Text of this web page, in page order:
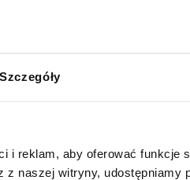
Szczegóły
reklam, aby oferować funkcje
naszej witryny, udostępniamy